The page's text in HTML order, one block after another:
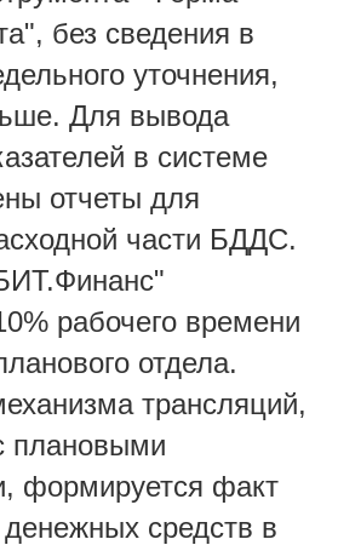
без сведения в
уточнения,
Для вывода
в системе
отчеты для
части БДДС.
рабочего времени
отдела.
трансляций,
плановыми
формируется факт
средств в